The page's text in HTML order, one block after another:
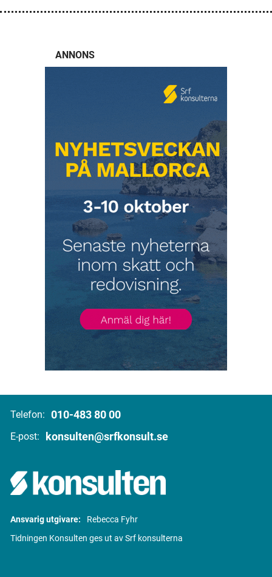
ANNONS
Telefon: 010-483 80 00
E-post: konsulten@srfkonsult.se
Ansvarig utgivare:
Rebecca Fyhr
Tidningen Konsulten ges ut av Srf konsulterna